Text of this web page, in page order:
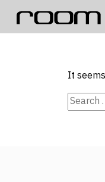
content
It
Search
for: